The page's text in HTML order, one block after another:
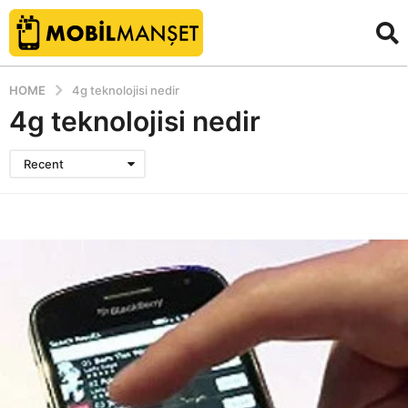
HOME 4g teknolojisi nedir
4g teknolojisi nedir
Recent